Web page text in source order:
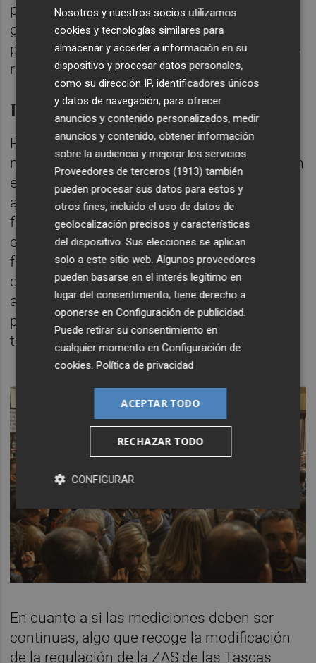
poder declarar las Tascas zona
gastronómica", algo para lo que también es
previamente necesario reducir los niveles de
ruido y dejar de ser ZAS.
Las mediciones, la clave
Por eso elquidde la cuestión está en las
mediciones de ruido. Los hosteleros insisten
en que no se han realizado en los últimos
años y por eso el Ayuntamiento no se las
facilita. Y Simó los contradice: "Se hicieron
en 2017 antes de Magdalena, llovió y no
fueron válidas, se repitieron y en ambos
casos salieron negativas". Sobre su entrega
a los empresarios apunta que esto se
producirá "cuando nos lo aconseje la parte
técnica del Ayuntamiento".
En cuanto a si las mediciones deben ser
continuas, algo que recoge la modificación
de la regulación de la ZAS de las Tascas
Nosotros y nuestros socios utilizamos
cookies y tecnologías similares para
almacenar y acceder a información en su
dispositivo y procesar datos personales,
como su dirección IP, identificadores únicos
y datos de navegación, para ofrecer
anuncios y contenido personalizados, medir
anuncios y contenido, obtener información
sobre la audiencia y mejorar los servicios.
Proveedores de terceros (1913) también
pueden procesar sus datos para estos y
otros fines, incluido el uso de datos de
geolocalización precisos y características
del dispositivo. Sus elecciones se aplican
solo a este sitio web. Algunos proveedores
pueden basarse en el interés legítimo en
lugar del consentimiento; tiene derecho a
oponerse enConfiguración de publicidad
Puede retirar su consentimiento en
cualquier momento enConfiguración de
cookies .Política de privacidad
ACEPTAR TODO
RECHAZAR TODO
CONFIGURAR